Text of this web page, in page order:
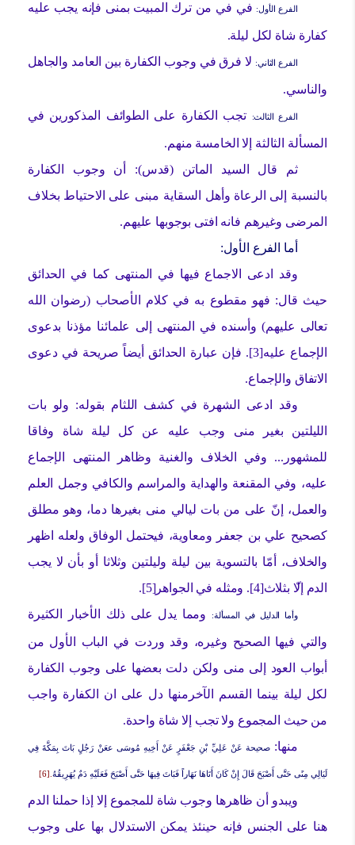
الفرع الأول: في في من ترك المبيت بمنى فإنه يجب عليه
كفارة شاة لكل ليلة.
الفرع الثاني: لا فرق في وجوب الكفارة بين العامد والجاهل
والناسي.
الفرع الثالث: تجب الكفارة على الطوائف المذكورين في
المسألة الثالثة إلا الخامسة منهم.
ثم قال السيد الماتن (قدس): أن وجوب الكفارة
بالنسبة إلى الرعاة وأهل السقاية مبنى على الاحتياط بخلاف
المرضى وغيرهم فانه افتى بوجوبها عليهم.
أما الفرع الأول:
وقد ادعى الاجماع فيها في المنتهى كما في الحدائق
حيث قال: فهو مقطوع به في كلام الأصحاب (رضوان الله
تعالى عليهم) وأسنده في المنتهى إلى علمائنا مؤذنا بدعوى
الإجماع عليه[3]. فإن عبارة الحدائق أيضاً صريحة في دعوى
الاتفاق والإجماع.
وقد ادعى الشهرة في كشف اللثام بقوله: ولو بات
الليلتين بغير منى وجب عليه عن كل ليلة شاة وفاقا
للمشهور... وفي الخلاف والغنية وظاهر المنتهى الإجماع
عليه، وفي المقنعة والهداية والمراسم والكافي وجمل العلم
والعمل، إنّ على من بات ليالي منى بغيرها دما، وهو مطلق
كصحيح علي بن جعفر ومعاوية، فيحتمل الوفاق ولعله اظهر
والخلاف، أمّا بالتسوية بين ليلة وليلتين وثلاثا أو بأن لا يجب
الدم إلا بثلاث[4]. ومثله في الجواهر[5].
وأما الدليل في المسألة: ومما يدل على ذلك الأخبار الكثيرة
والتي فيها الصحيح وغيره، وقد وردت في الباب الأول من
أبواب العود إلى منى ولكن دلت بعضها على وجوب الكفارة
لكل ليلة بينما القسم الآخرمنها دل على ان الكفارة واجب
من حيث المجموع ولا تجب إلا شاة واحدة.
منها: صحيحة عَنْ عَلِيِّ بْنِ جَعْفَرٍ عَنْ أَخِيهِ مُوسَى ع‏عَنْ رَجُلٍ بَاتَ بِمَكَّةَ فِي
لَيَالِي مِنًى حَتَّى أَصْبَحَ قَالَ إِنْ كَانَ أَتَاهَا نَهَاراً فَبَاتَ فِيهَا حَتَّى أَصْبَحَ فَعَلَيْهِ دَمٌ يُهَرِيقُهُ .[6]
ويبدو أن ظاهرها وجوب شاة للمجموع إلا إذا حملنا الدم
هنا على الجنس فإنه حينئذ يمكن الاستدلال بها على وجوب